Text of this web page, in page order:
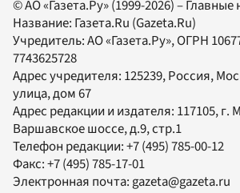
© АО «Газета.Ру» (1999-2026) –
Название: Газета.Ru (Gazeta.Ru)
Учредитель:АО «Газета.Ру», ОГРН
7743625728
Адрес учредителя: 125239, Россия,
улица, дом 67
Адрес редакции и издателя: 117105, г.
Варшавское шоссе, д.9, стр.1
Телефон редакции:+7 (495) 785-00-12
Факс:+7 (495) 785-17-01
Электронная почта:gazeta@gazeta.ru